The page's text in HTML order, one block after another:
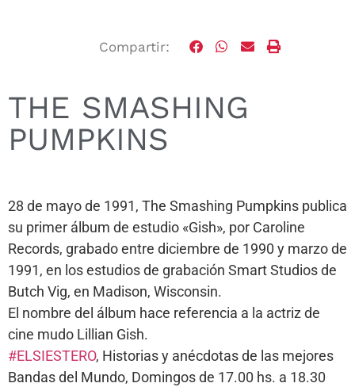
Compartir:
THE SMASHING
PUMPKINS
28 de mayo de 1991, The Smashing Pumpkins publica
su primer álbum de estudio «Gish», por Caroline
Records, grabado entre diciembre de 1990 y marzo de
1991, en los estudios de grabación Smart Studios de
Butch Vig, en Madison, Wisconsin.
El nombre del álbum hace referencia a la actriz de
cine mudo Lillian Gish.
#ELSIESTERO, Historias y anécdotas de las mejores
Bandas del Mundo, Domingos de 17.00 hs. a 18.30